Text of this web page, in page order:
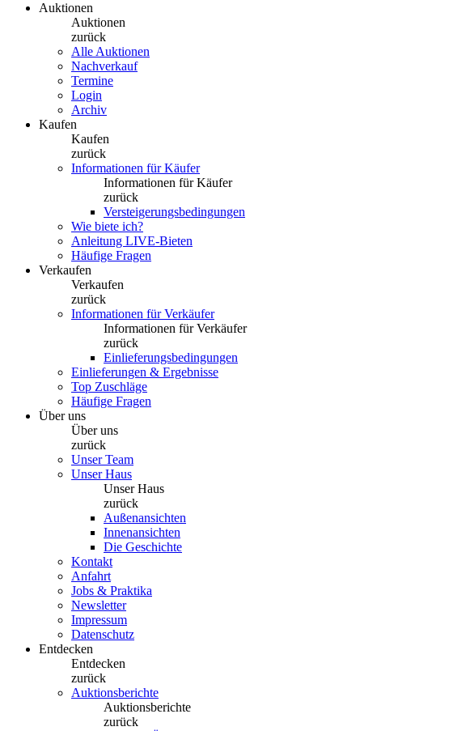
Auktionen
Auktionen
zurück
Alle Auktionen
Nachverkauf
Termine
Login
Archiv
Kaufen
Kaufen
zurück
Informationen für Käufer
Informationen für Käufer
zurück
Versteigerungsbedingungen
Wie biete ich?
Anleitung LIVE-Bieten
Häufige Fragen
Verkaufen
Verkaufen
zurück
Informationen für Verkäufer
Informationen für Verkäufer
zurück
Einlieferungsbedingungen
Einlieferungen & Ergebnisse
Top Zuschläge
Häufige Fragen
Über uns
Über uns
zurück
Unser Team
Unser Haus
Unser Haus
zurück
Außenansichten
Innenansichten
Die Geschichte
Kontakt
Anfahrt
Jobs & Praktika
Newsletter
Impressum
Datenschutz
Entdecken
Entdecken
zurück
Auktionsberichte
Auktionsberichte
zurück